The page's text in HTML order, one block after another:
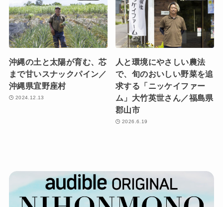
沖縄の土と太陽が育む、芯
まで甘いスナックパイン／
沖縄県宜野座村
2024.12.13
人と環境にやさしい農法
で、旬のおいしい野菜を追
求する「ニッケイファー
ム」大竹英世さん／福島県
郡山市
2026.6.19